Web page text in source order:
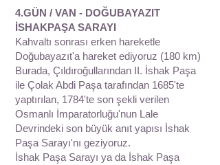
4.GÜN / VAN - DOĞUBAYAZIT
İSHAKPAŞA SARAYI
Kahvaltı sonrası erken hareketle
Doğubayazıt'a hareket ediyoruz (180 km)
Burada, Çıldıroğullarından II. İshak Paşa
ile Çolak Abdi Paşa tarafından 1685'te
yaptırılan, 1784'te son şekli verilen
Osmanlı İmparatorluğu'nun Lale
Devrindeki son büyük anıt yapısı İshak
Paşa Sarayı'nı geziyoruz.
İshak Paşa Sarayı ya da İshak Paşa